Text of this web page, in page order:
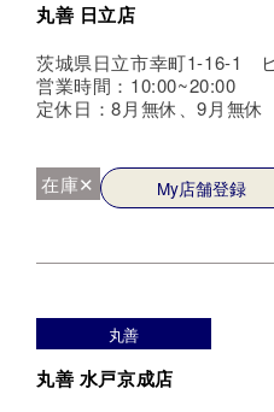
丸善 日立店
茨城県日立市幸町1-16-1
営業時間：10:00~20:00
定休日：8月無休、9月無休
在庫✕ My店舗登録
丸善
丸善 水戸京成店